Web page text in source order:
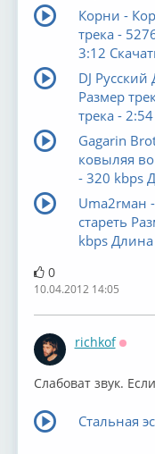
Корни -
трека -
3:12
DJ
Размер
трека - 2:54
Gagarin
ковыляя
- 320 kbps
Uma2rман
стареть
kbps Длина
0
10.04.2012 14:05
richkof
Слабоват звук.
Стальная